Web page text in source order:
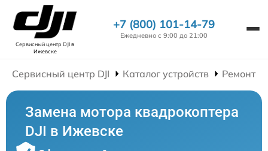
Сервисный центр DJIв
Ижевске
+7 (800) 101-14-79
Ежедневно с 9:00 до 21:00
Сервисный центр DJI Каталог устройств Ремонт
Замена мотора квадрокоптера
DJI в Ижевске